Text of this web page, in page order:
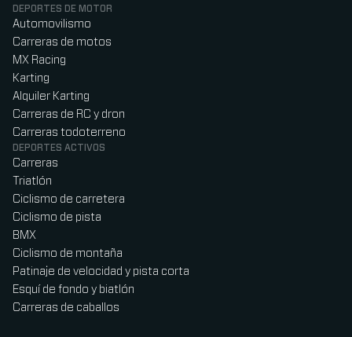
DEPORTES DE MOTOR
Automovilismo
Carreras de motos
MX Racing
Karting
Alquiler Karting
Carreras de RC y dron
Carreras todoterreno
DEPORTES ACTIVOS
Carreras
Triatlón
Ciclismo de carretera
Ciclismo de pista
BMX
Ciclismo de montaña
Patinaje de velocidad y pista corta
Esquí de fondo y biatlón
Carreras de caballos